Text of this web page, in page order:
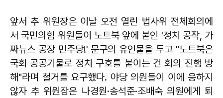
앞서 추 위원장은 이날 오전 열린 법사위 전체회의에
서 국민의힘 위원들이 노트북 앞에 붙인 '정치 공작, 가
짜뉴스 공장 민주당!' 문구의 유인물을 두고 "노트북은
국회 공공기물로 정치 구호를 붙이는 건 회의 진행 방
해"라며 철거를 요구했다. 야당 의원들이 이에 응하지
않자 추 위원장은 나경원·송석준·조배숙 의원에게 퇴